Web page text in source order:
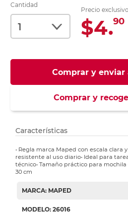
Cantidad
Precio
$4.90
Comprar y enviar
Comprar y
Características
• Regla marca Maped con escala clara
resistente al uso diario• Ideal para
técnico• Tamaño práctico para
30 cm
MARCA: MAPED
MODELO: 26016